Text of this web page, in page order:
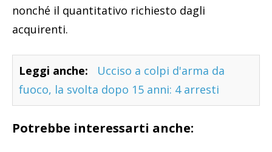
nonché il quantitativo richiesto dagli
acquirenti.
Leggi anche:
Ucciso a colpi d'arma da
fuoco, la svolta dopo 15 anni: 4 arresti
Potrebbe interessarti anche: